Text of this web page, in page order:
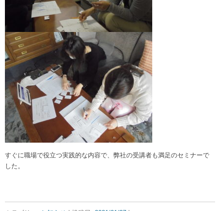
すぐに職場で役立つ実践的な内容で、弊社の受講者も満足のセミナーで
した。